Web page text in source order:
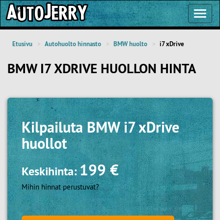
Etusivu Autohuolto hinnasto BMW huolto i7 xDrive
BMW I7 XDRIVE HUOLLON HINTA
KilpailutaBMW i7 xDrive
huollot
Keskihinta:199 €
Mihin hinnat perustuvat?